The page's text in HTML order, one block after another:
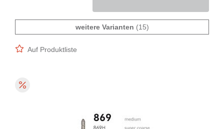
weitere Varianten (15)
Auf Produktliste